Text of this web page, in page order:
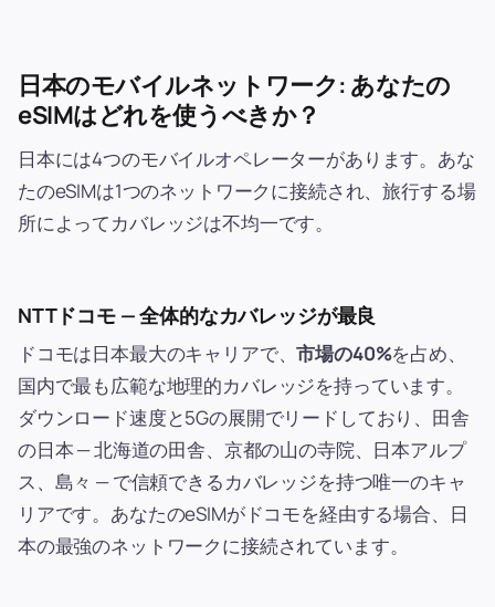
日本のモバイルネットワーク: あなたの
eSIMはどれを使うべきか？
日本には4つのモバイルオペレーターがあります。あな
たのeSIMは1つのネットワークに接続され、旅行する場
所によってカバレッジは不均一です。
NTTドコモ — 全体的なカバレッジが最良
ドコモは日本最大のキャリアで、市場の40%を占め、
国内で最も広範な地理的カバレッジを持っています。
ダウンロード速度と5Gの展開でリードしており、田舎
の日本 — 北海道の田舎、京都の山の寺院、日本アルプ
ス、島々 — で信頼できるカバレッジを持つ唯一のキャ
リアです。あなたのeSIMがドコモを経由する場合、日
本の最強のネットワークに接続されています。